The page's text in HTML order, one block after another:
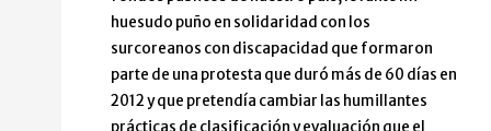
huesudo puño en solidaridad con los
surcoreanos con discapacidad que formaron
parte de una protesta que duró más de 60 días en
2012 y que pretendía cambiar las humillantes